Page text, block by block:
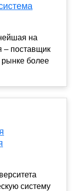
на
– поставщик
более
систему